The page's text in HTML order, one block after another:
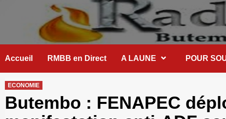
Accueil RMBB en Direct A LAUNE POUR
ECONOMIE
Butembo : FENAPEC